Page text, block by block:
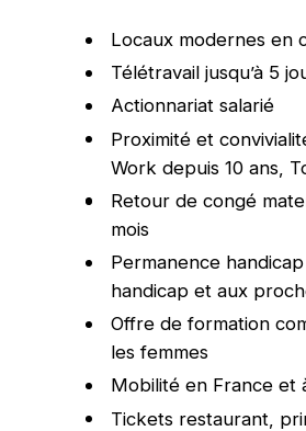
Locaux modernes en
Télétravail jusqu’à 5
Actionnariat salarié
Proximité et
Work depuis 10 ans,
Retour de congé
mois
Permanence
handicap et aux
Offre de formation
les femmes
Mobilité en France et
Tickets restaurant,